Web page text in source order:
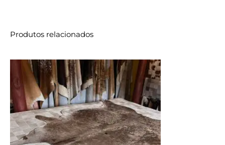
Produtos relacionados